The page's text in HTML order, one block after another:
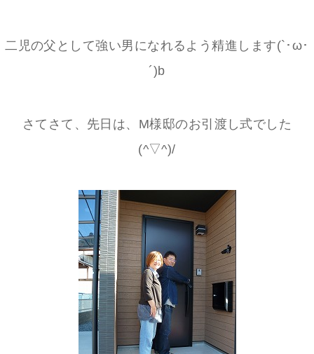
二児の父として強い男になれるよう精進します(`･ω･
´)b
さてさて、先日は、M様邸のお引渡し式でした
(^▽^)/